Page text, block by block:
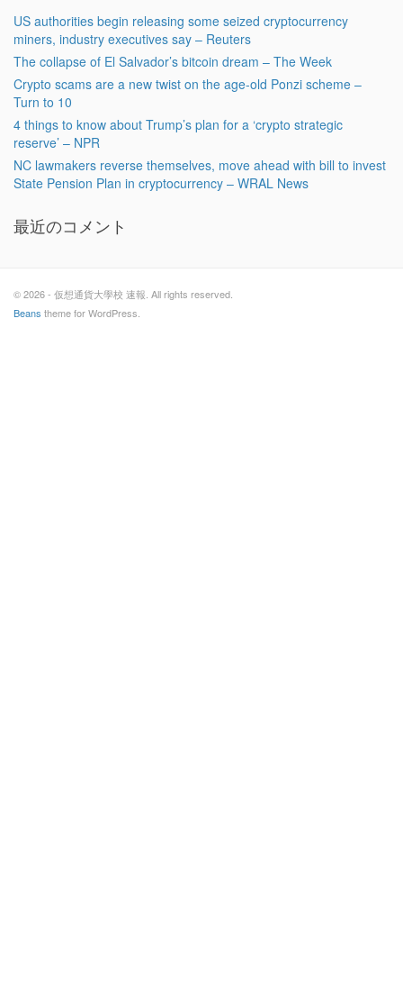
US authorities begin releasing some seized cryptocurrency
miners, industry executives say – Reuters
The collapse of El Salvador’s bitcoin dream – The Week
Crypto scams are a new twist on the age-old Ponzi scheme –
Turn to 10
4 things to know about Trump’s plan for a ‘crypto strategic
reserve’ – NPR
NC lawmakers reverse themselves, move ahead with bill to invest
State Pension Plan in cryptocurrency – WRAL News
最近のコメント
© 2026 - 仮想通貨大學校 速報. All rights reserved.
Beans theme for WordPress.